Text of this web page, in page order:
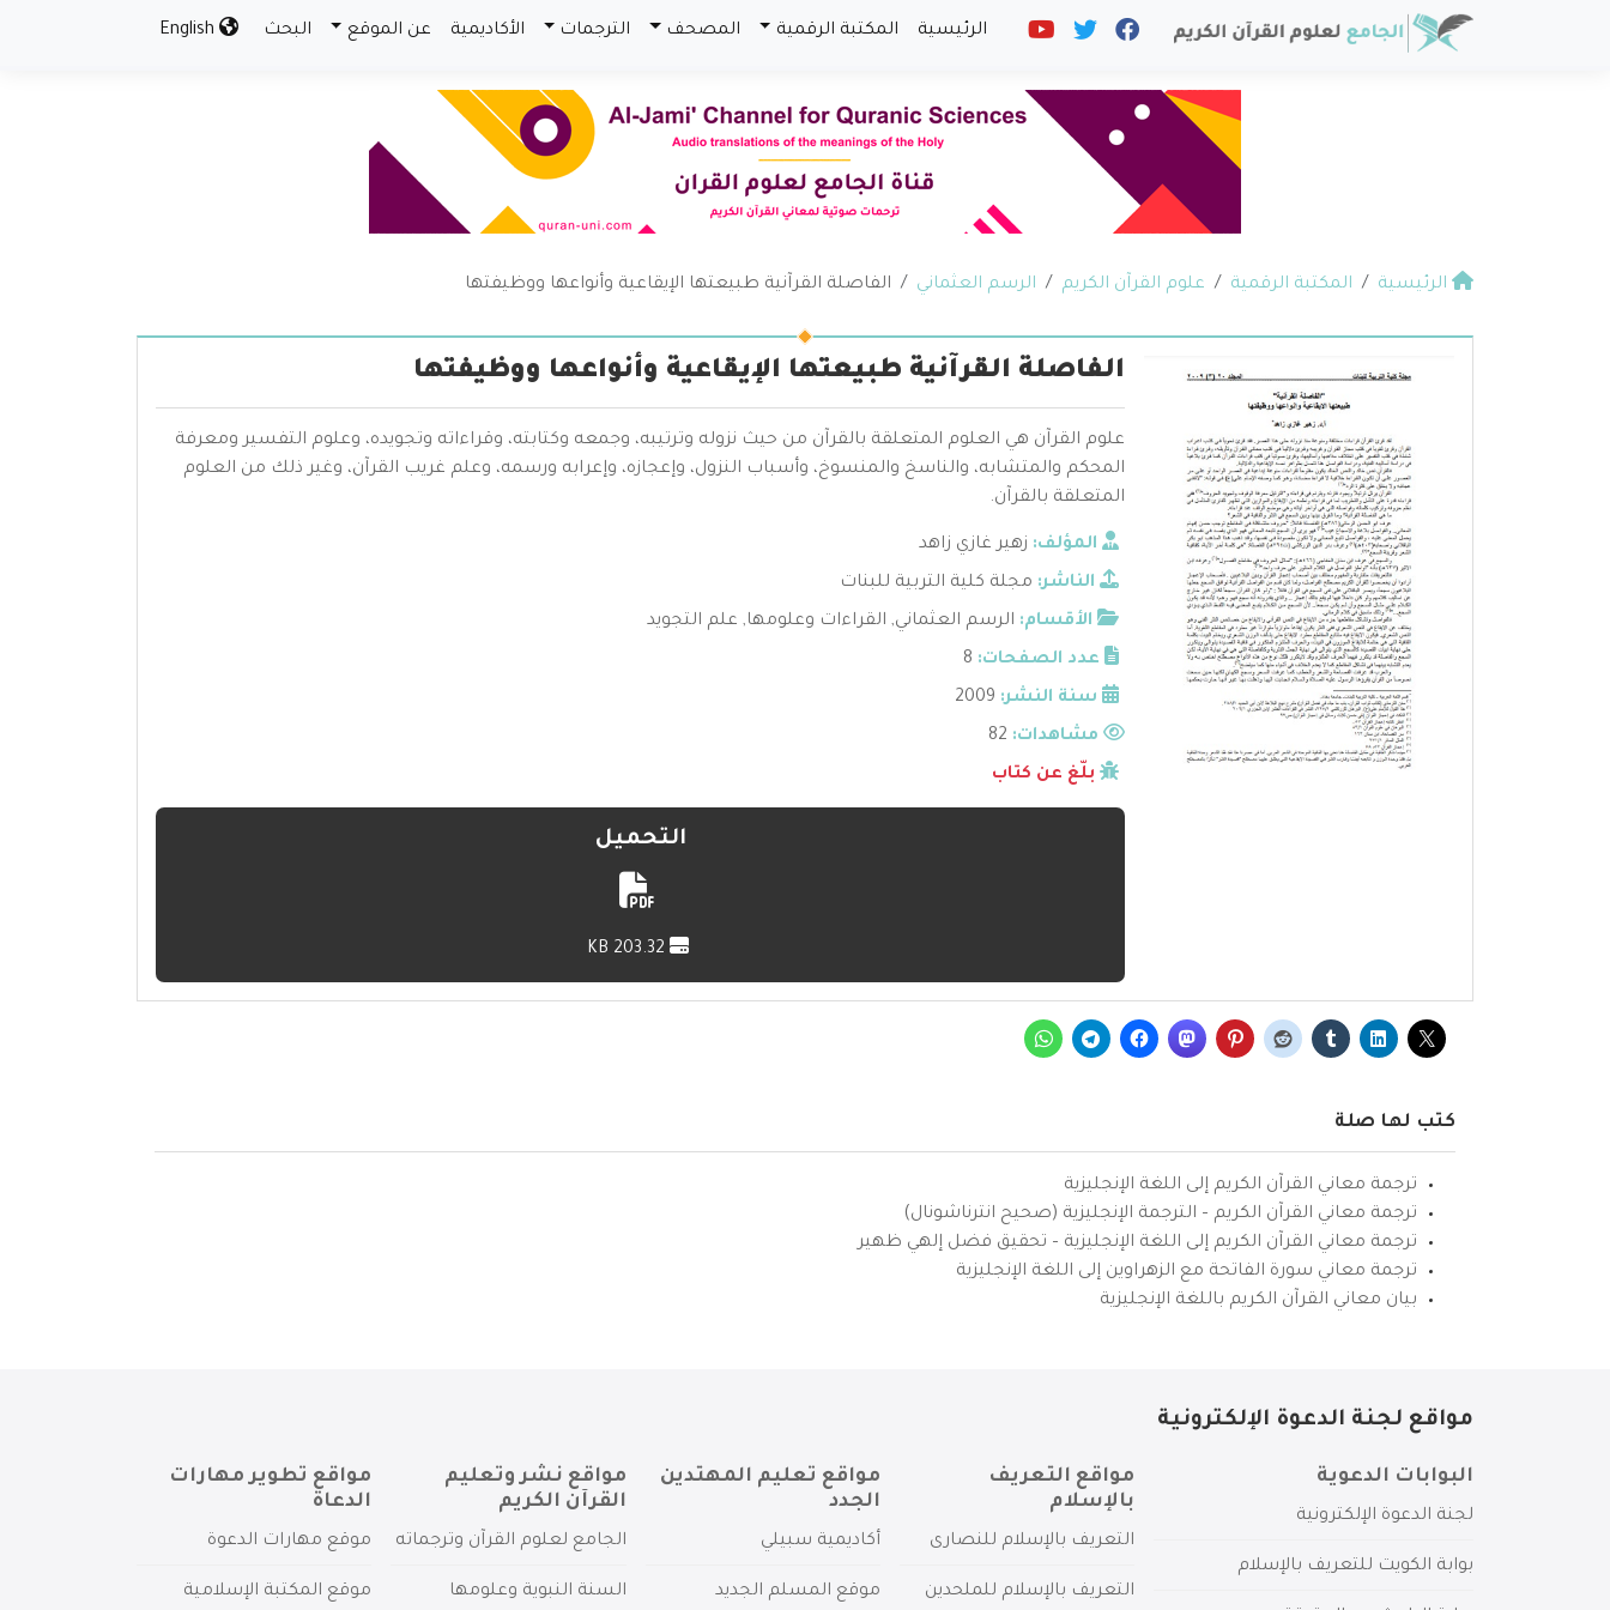
الرئيسية المكتبة الرقمية المصحف الترجمات الأكاديمية عن الموقع البحث
الرئيسية المكتبة الرقمية علوم القرآن الكريم الرسم العثماني الفاصلة القرآنية طبيعتها الإيقاعية وأنواعها ووظيفتها
الفاصلة القرآنية طبيعتها الإيقاعية وأنواعها ووظيفتها
علوم القرآن هي العلوم المتعلقة بالقرآن من حيث نزوله وترتيبه، وجمعه وكتابته، وقراءاته وتجويده، وعلوم التفسير ومعرفة
المحكم والمتشابه، والناسخ والمنسوخ، وأسباب النزول، وإعجازه، وإعرابه ورسمه، وعلم غريب القرآن، وغير ذلك من العلوم
المتعلقة بالقرآن.
المؤلف: زهير غازي زاهد
الناشر: مجلة كلية التربية للبنات
الأقسام: الرسم العثماني, القراءات وعلومها, علم التجويد
عدد الصفحات: 8
سنة النشر: 2009
مشاهدات:
بلّغ عن كتاب
التحميل
كتب لها صلة
ترجمة معاني القرآن الكريم إلى اللغة الإنجليزية
ترجمة معاني القرآن الكريم – الترجمة الإنجليزية (صحيح انترناشونال)
ترجمة معاني القرآن الكريم إلى اللغة الإنجليزية – تحقيق فضل إلهي ظهير
ترجمة معاني سورة الفاتحة مع الزهراوين إلى اللغة الإنجليزية
بيان معاني القرآن الكريم باللغة الإنجليزية
مواقع لجنة الدعوة الإلكترونية
البوابات الدعوية
لجنة الدعوة الإلكترونية
بوابة الكويت للتعريف بالإسلام
مواقع التعريف
بالإسلام
التعريف بالإسلام للنصارى
التعريف بالإسلام للملحدين
مواقع تعليم المهتدين
الجدد
أكاديمية سبيلي
موقع المسلم الجديد
مواقع نشر وتعليم
القرآن الكريم
الجامع لعلوم القرآن وترجماته
السنة النبوية وعلومها
مواقع تطوير مهارات
الدعاة
موقع مهارات الدعوة
موقع المكتبة الإسلامية